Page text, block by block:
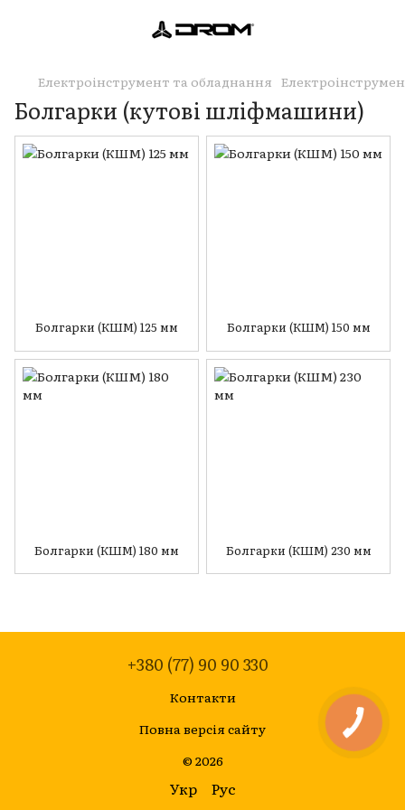
Електроінструмент та обладнання
Болгарки (кутові шліфмашини)
Болгарки (КШМ) 125 мм Болгарки (КШМ) 150 мм
Болгарки (КШМ) 180 мм Болгарки (КШМ) 230 мм
+380 (77) 90 90 330
Контакти
Повна версія сайту
© 2026
Укр Рус